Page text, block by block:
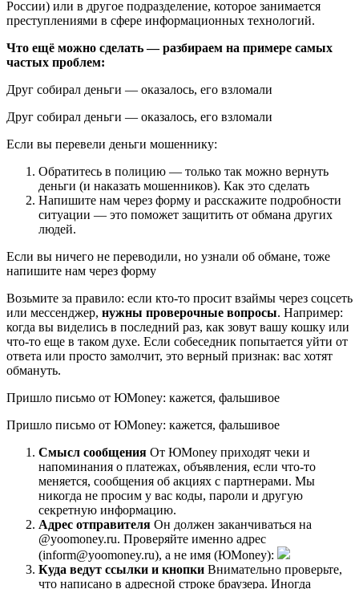
России) или в другое подразделение, которое занимается
преступлениями в сфере информационных технологий.
Что ещё можно сделать — разбираем на примере самых
частых проблем:
Друг собирал деньги — оказалось, его взломали
Друг собирал деньги — оказалось, его взломали
Если вы перевели деньги мошеннику:
Обратитесь в полицию — только так можно вернуть
деньги (и наказать мошенников). Как это сделать
Напишите нам через форму и расскажите подробности
ситуации — это поможет защитить от обмана других
людей.
Если вы ничего не переводили, но узнали об обмане, тоже
напишите нам через форму
Возьмите за правило: если кто-то просит взаймы через соцсеть
или мессенджер, нужны проверочные вопросы. Например:
когда вы виделись в последний раз, как зовут вашу кошку или
что-то еще в таком духе. Если собеседник попытается уйти от
ответа или просто замолчит, это верный признак: вас хотят
обмануть.
Пришло письмо от ЮMoney: кажется, фальшивое
Пришло письмо от ЮMoney: кажется, фальшивое
Смысл сообщения От ЮMoney приходят чеки и
напоминания о платежах, объявления, если что-то
меняется, сообщения об акциях с партнерами. Мы
никогда не просим у вас коды, пароли и другую
секретную информацию.
Адрес отправителя Он должен заканчиваться на
@yoomoney.ru. Проверяйте именно адрес
(inform@yoomoney.ru), а не имя (ЮMoney):
Куда ведут ссылки и кнопки Внимательно проверьте,
что написано в адресной строке браузера. Иногда